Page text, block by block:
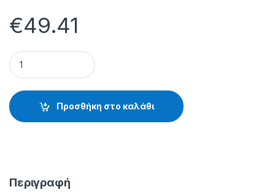
€49.41
NHMAΤΑ DACRON ΚΙΝΑΣ - 30.22.91.100 quantity
Προσθήκη στο καλάθι
Περιγραφή